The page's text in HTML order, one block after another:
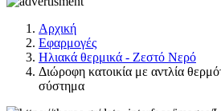
Αρχική
Εφαρμογές
Ηλιακά θερμικά - Ζεστό Νερό
Διώροφη κατοικία με αντλία
σύστημα